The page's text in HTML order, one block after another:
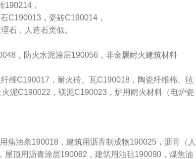
190214，
C190013，瓷砖C190014，
石，人造石类似。
，防火水泥涂层190056，非金属耐火建筑材料
维C190017，耐火砖、瓦C190018，陶瓷纤维棉、毡
泥C190022，镁泥C190023，炉用耐火材料（电炉瓷
焦油条190018，建筑用沥青制成物190025，沥青（人
顶用沥青涂层190082，建筑用油毡190090，煤焦油